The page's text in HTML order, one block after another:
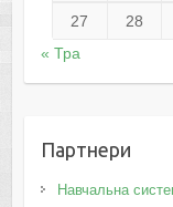
27 28
« Тра
Партнери
Навчальна